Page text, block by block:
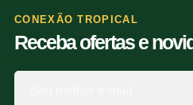
CONEXÃO TROPICAL
Receba ofertas e